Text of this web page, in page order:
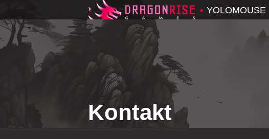
• YOLOMOUSE
Kontakt